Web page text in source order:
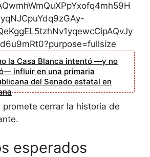
la Casa Blanca intentó —y no
influir en una primaria
del Senado estatal en
promete cerrar la historia de
esperados